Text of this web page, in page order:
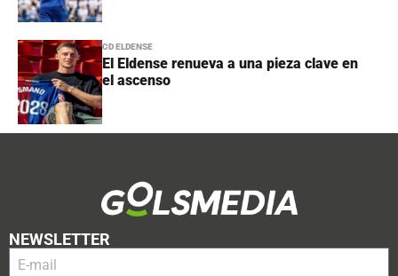
CD ELDENSE
El Eldense renueva a una pieza clave en
el ascenso
NEWSLETTER